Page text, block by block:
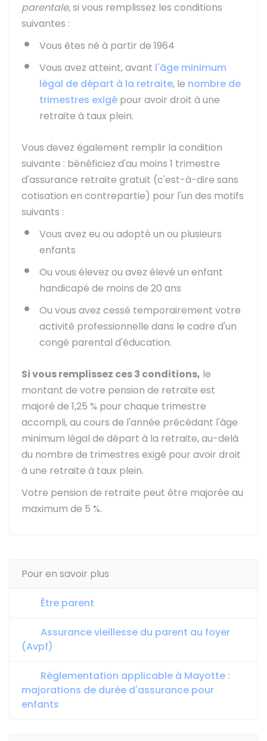
parentale, si vous remplissez les conditions
suivantes :
Vous êtes né à partir de 1964
Vous avez atteint, avant l'âge minimum
légal de départ à la retraite, le nombre de
trimestres exigé pour avoir droit à une
retraite à taux plein.
Vous devez également remplir la condition
suivante : bénéficiez d'au moins 1 trimestre
d'assurance retraite gratuit (c'est-à-dire sans
cotisation en contrepartie) pour l'un des motifs
suivants :
Vous avez eu ou adopté un ou plusieurs
enfants
Ou vous élevez ou avez élevé un enfant
handicapé de moins de 20 ans
Ou vous avez cessé temporairement votre
activité professionnelle dans le cadre d'un
congé parental d'éducation.
Si vous remplissez ces 3 conditions, le
montant de votre pension de retraite est
majoré de 1,25 % pour chaque trimestre
accompli, au cours de l'année précédant l'âge
minimum légal de départ à la retraite, au-delà
du nombre de trimestres exigé pour avoir droit
à une retraite à taux plein.
Votre pension de retraite peut être majorée au
maximum de 5 %.
Pour en savoir plus
Être parent
Assurance vieillesse du parent au foyer
(Avpf)
Réglementation applicable à Mayotte :
majorations de durée d'assurance pour
enfants